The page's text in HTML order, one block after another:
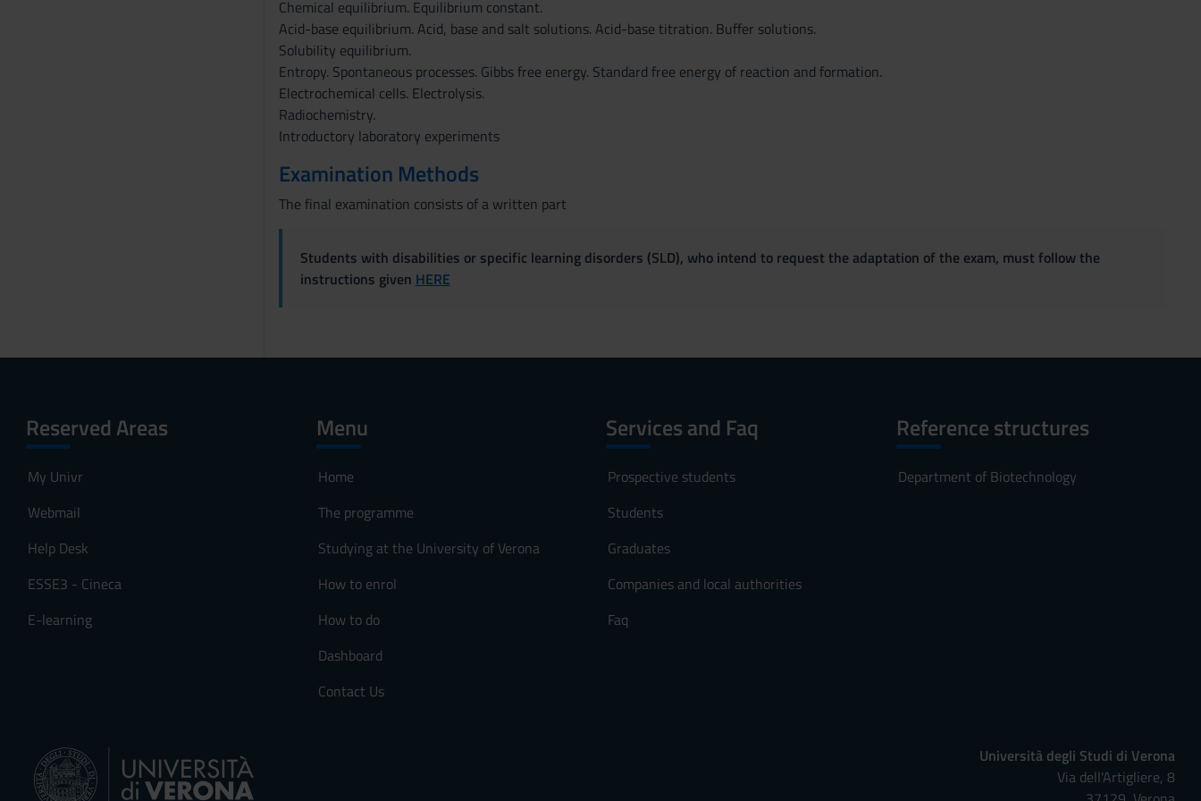
Chemical equilibrium. Equilibrium constant.
Acid-base equilibrium. Acid, base and salt solutions. Acid-base titration. Buffer solutions.
Solubility equilibrium.
Entropy. Spontaneous processes. Gibbs free energy. Standard free energy of reaction and formation.
Electrochemical cells. Electrolysis.
Radiochemistry.
Introductory laboratory experiments
Examination Methods
The final examination consists of a written part
Students with disabilities or specific learning disorders (SLD), who intend to request the adaptation of the exam, must follow the
instructions given HERE
Reserved Areas
My Univr
Webmail
Help Desk
ESSE3 - Cineca
E-learning
Menu
Home
The programme
Studying at the University of Verona
How to enrol
How to do
Dashboard
Contact Us
Services and Faq
Prospective students
Students
Graduates
Companies and local authorities
Faq
Reference structures
Department of Biotechnology
Università degli Studi di Verona
Via dell'Artigliere, 8